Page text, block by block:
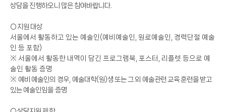
상담을 진행하오니 많은 참여바랍니다.
○ 지원 대상
서울에서 활동하고 있는 예술인 (예비예술인 원로예술인
경력단절 예술
인 등 포함)
※ 서울에서 활동한 내역이 담긴 프로그램북 포스터
리플렛 등으로 예
술인 활동 증명
※ 예비 예술인의 경우, 예술대학(원)생 또는 그 외 예술관련 교육 훈련을 받고
있는 예술인임을 증명